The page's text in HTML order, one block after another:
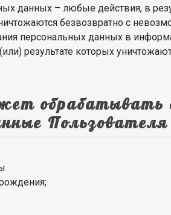
данных – любые действия, в
безвозвратно с
персональных данных в
результате которых
обрабатывать
Пользователя